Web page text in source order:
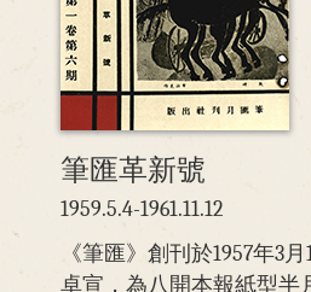
筆匯革新號
1959.5.4-1961.11.12
《筆匯》創刊於1957年3
卓宣，為八開本報紙型半